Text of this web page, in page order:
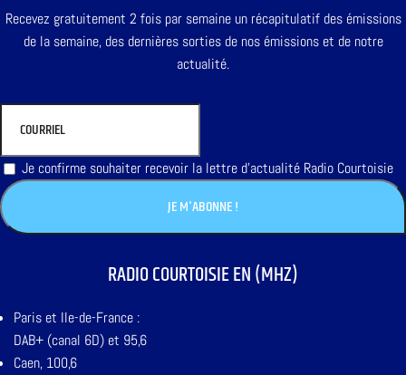
Recevez gratuitement 2 fois par semaine un récapitulatif des émissions
de la semaine, des dernières sorties de nos émissions et de notre
actualité.
Je confirme souhaiter recevoir la lettre d'actualité Radio Courtoisie
RADIO COURTOISIE EN (MHZ)
Paris et Ile-de-France :
DAB+ (canal 6D) et 95,6
Caen, 100,6